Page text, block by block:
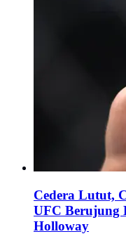
Cedera Lutut,
UFC Berujung
Holloway